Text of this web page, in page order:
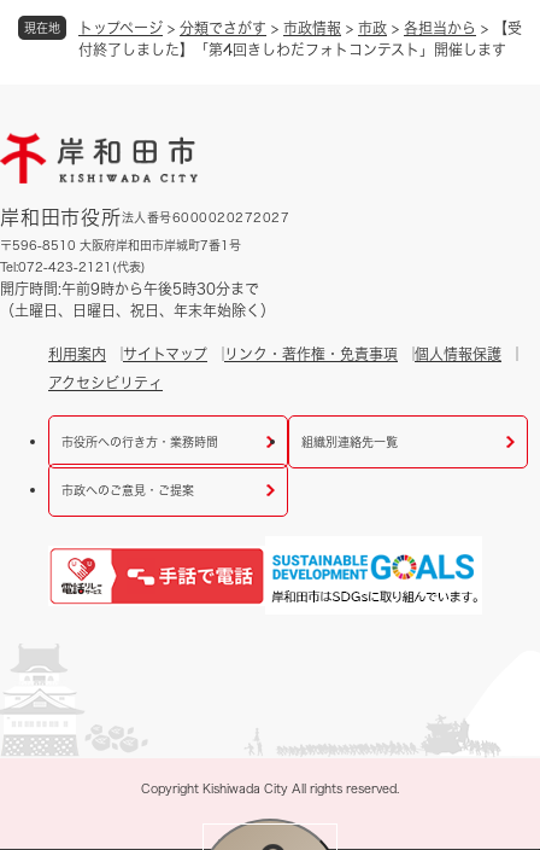
現在地 トップページ > 分類でさがす > 市政情報 > 市政 > 各担当から >
【受
付終了しました】「第4回きしわだフォトコンテスト」開催します
岸和田市役所法人番号6000020272027
〒596-8510 大阪府岸和田市岸城町7番1号
Tel:072-423-2121(代表)
開庁時間:午前9時から午後5時30分まで
（土曜日、日曜日、祝日、年末年始除く）
利用案内 サイトマップ リンク・著作権・免責事項
個人情報保護
アクセシビリティ
市役所への行き方・業務時間 組織別連絡先一覧
市政へのご意見・ご提案
Copyright Kishiwada City All rights reserved.